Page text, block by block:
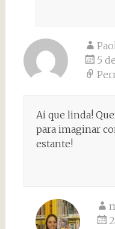
5
Ai que linda!
para imaginar
estante!